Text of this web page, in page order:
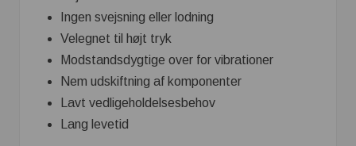
Ingen svejsning eller lodning
Velegnet til højt tryk
Modstandsdygtige over for vibrationer
Nem udskiftning af komponenter
Lavt vedligeholdelsesbehov
Lang levetid